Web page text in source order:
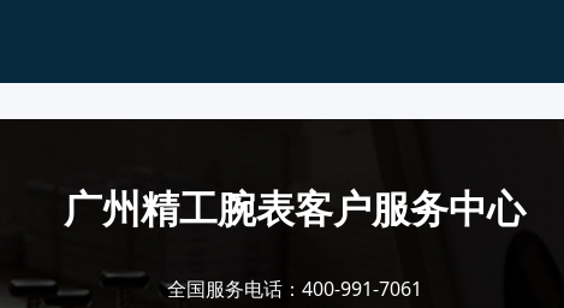
广州精工腕表客户服务中心
全国服务电话： 400-991-7061